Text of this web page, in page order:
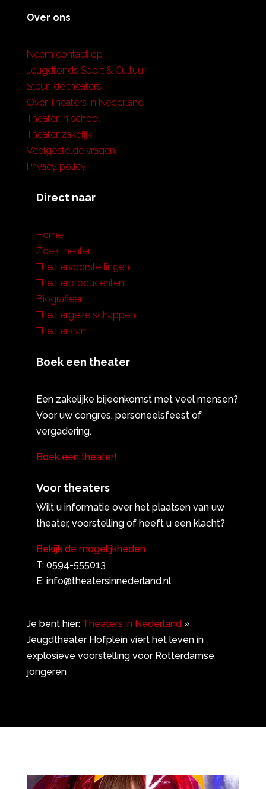
Over ons
Neem contact op
Jeugdfonds Sport & Cultuur
Steun de theaters
Over Theaters in Nederland
Theater in school
Theater zakelijk
Veelgestelde vragen
Privacy policy
Direct naar
Home
Zoek theater
Theatervoorstellingen
Theaterproducenten
Biografieën
Theatergezelschappen
Theaterkrant
Boek een theater
Een zakelijke bijeenkomst met veel mensen?
Voor uw congres, personeelsfeest of
vergadering.
Boek een theater!
Voor theaters
Wilt u informatie over het plaatsen van uw
theater, voorstelling of heeft u een klacht?
Bekijk de mogelijkheden
T: 0594-555013
E: info@theatersinnederland.nl
Je bent hier: Theaters in Nederland»
Jeugdtheater Hofplein viert het leven in
explosieve voorstelling voor Rotterdamse
jongeren